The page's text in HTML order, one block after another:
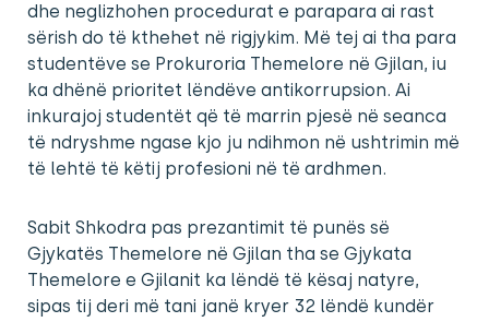
dhe neglizhohen procedurat e parapara ai rast
sërish do të kthehet në rigjykim. Më tej ai tha para
studentëve se Prokuroria Themelore në Gjilan, iu
ka dhënë prioritet lëndëve antikorrupsion. Ai
inkurajoj studentët që të marrin pjesë në seanca
të ndryshme ngase kjo ju ndihmon në ushtrimin më
të lehtë të këtij profesioni në të ardhmen.
Sabit Shkodra pas prezantimit të punës së
Gjykatës Themelore në Gjilan tha se Gjykata
Themelore e Gjilanit ka lëndë të kësaj natyre,
sipas tij deri më tani janë kryer 32 lëndë kundër